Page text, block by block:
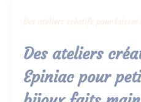
Des ateliers créatifs pour
Des ateliers
Epiniac pour